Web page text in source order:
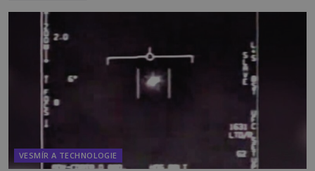
zvané Cydonie totiž zachytí podivný útvar
připomínající lidskou tvář. NASA (Národní úřad
VESMÍR A TECHNOLOGIE